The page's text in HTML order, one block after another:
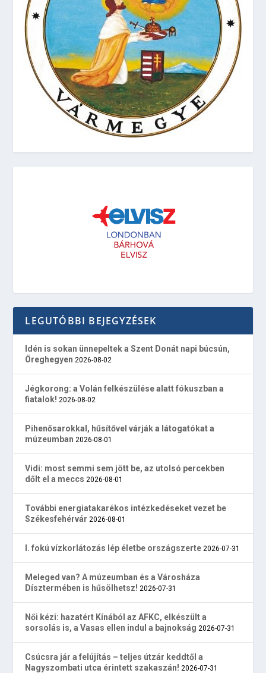
LEGUTÓBBI BEJEGYZÉSEK
Idén is sokan ünnepeltek a Szent Donát napi búcsún,
Öreghegyen 2026-08-02
Jégkorong: a Volán felkészülése alatt fókuszban a
fiatalok! 2026-08-02
Pihenősarokkal, hűsítővel várják a látogatókat a
múzeumban 2026-08-01
Vidi: most semmi sem jött be, az utolsó percekben
dőlt el a meccs 2026-08-01
További energiatakarékos intézkedéseket vezet be
Székesfehérvár 2026-08-01
I. fokú vízkorlátozás lép életbe országszerte 2026-07-31
Meleged van? A múzeumban és a Városháza
Dísztermében is hűsölhetsz! 2026-07-31
Női kézi: hazatért Kínából az AFKC, elkészült a
sorsolás is, a Vasas ellen indul a bajnokság 2026-07-31
Csúcsra jár a felújítás – teljes útzár keddtől a
Nagyszombati utca érintett szakaszán! 2026-07-31